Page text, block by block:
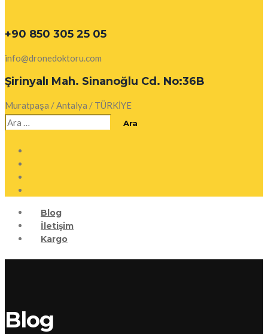
+90 850 305 25 05
info@dronedoktoru.com
Şirinyalı Mah. Sinanoğlu Cd. No:36B
Muratpaşa / Antalya / TÜRKİYE
Arama:
Blog
İletişim
Kargo
Blog